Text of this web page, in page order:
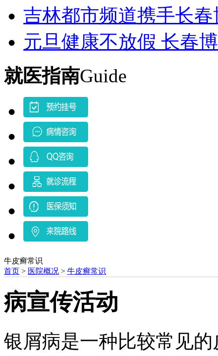
吉林都市频道携手长
元旦健康不放假 长春
就医指南Guide
牛皮癣常识
首页 > 医院概况 > 牛皮癣常识
病宣传活动
银屑病是一种比较常见